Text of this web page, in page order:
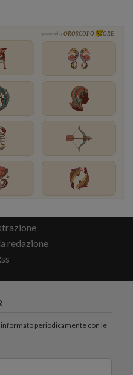
powered by OROSCOPO ORE
redazione
periodicamente con le